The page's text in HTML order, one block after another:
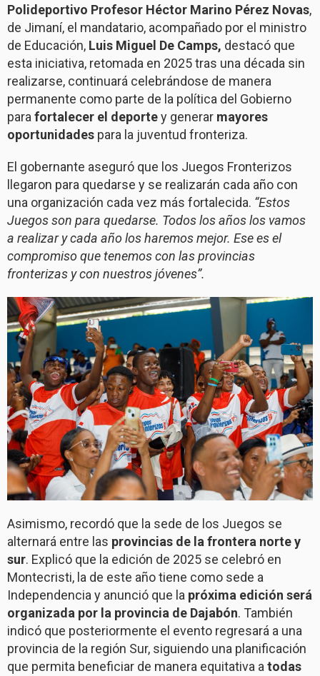
Polideportivo Profesor Héctor Marino Pérez Novas,
de Jimaní, el mandatario, acompañado por el ministro
de Educación, Luis Miguel De Camps, destacó que
esta iniciativa, retomada en 2025 tras una década sin
realizarse, continuará celebrándose de manera
permanente como parte de la política del Gobierno
para fortalecer el deportey generar mayores
oportunidades para la juventud fronteriza.
El gobernante aseguró que los Juegos Fronterizos
llegaron para quedarse y se realizarán cada año con
una organización cada vez más fortalecida. “Estos
Juegos son para quedarse. Todos los años los vamos
a realizar y cada año los haremos mejor. Ese es el
compromiso que tenemos con las provincias
fronterizas y con nuestros jóvenes”.
Asimismo, recordó que la sede de los Juegos se
alternará entre las provincias de la frontera norte y
sur. Explicó que la edición de 2025 se celebró en
Montecristi, la de este año tiene como sede a
Independencia y anunció que la próxima edición será
organizada por la provincia de Dajabón. También
indicó que posteriormente el evento regresará a una
provincia de la región Sur, siguiendo una planificación
que permita beneficiar de manera equitativa a todas